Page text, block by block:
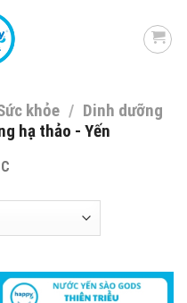
khỏe / Dinh dưỡng
hạ thảo - Yến